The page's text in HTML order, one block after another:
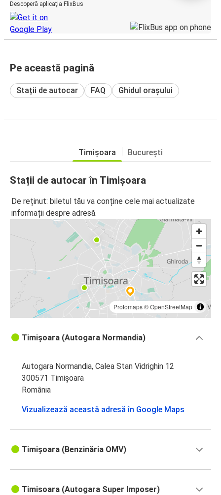
Descoperă aplicația FlixBus
Pe această pagină
Stații de autocar FAQ Ghidul orașului
Timișoara București
Stații de autocar în Timișoara
De reținut: biletul tău va conține cele mai actualizate
informații despre adresă.
Protomaps©OpenStreetMap
Timișoara (Autogara Normandia)
Autogara Normandia, Calea Stan Vidrighin 12
300571 Timișoara
România
Vizualizează această adresă în Google Maps
Timișoara (Benzinăria OMV)
Timisoara (Autogara Super Imposer)